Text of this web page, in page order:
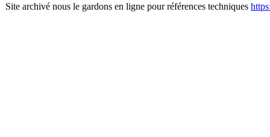
Site archivé nous le gardons en ligne pour références techniques